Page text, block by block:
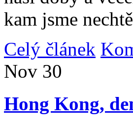
kam jsme
Celý článek
Nov 30
Hong Kong,